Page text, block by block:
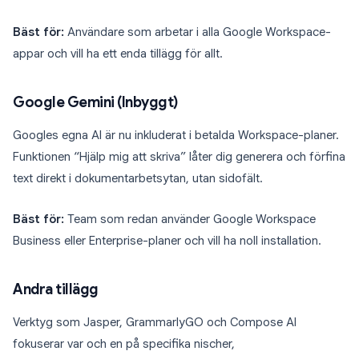
Bäst för: Användare som arbetar i alla Google Workspace-
appar och vill ha ett enda tillägg för allt.
Google Gemini (Inbyggt)
Googles egna AI är nu inkluderat i betalda Workspace-planer.
Funktionen “Hjälp mig att skriva” låter dig generera och förfina
text direkt i dokumentarbetsytan, utan sidofält.
Bäst för: Team som redan använder Google Workspace
Business eller Enterprise-planer och vill ha noll installation.
Andra tillägg
Verktyg som Jasper, GrammarlyGO och Compose AI
fokuserar var och en på specifika nischer,